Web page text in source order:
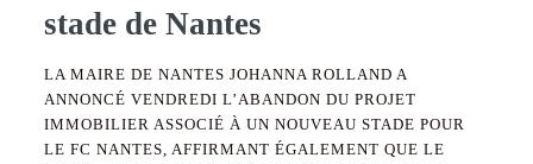
stade de Nantes
LA MAIRE DE NANTES JOHANNA ROLLAND A
ANNONCÉ VENDREDI L’ABANDON DU PROJET
IMMOBILIER ASSOCIÉ À UN NOUVEAU STADE POUR
LE FC NANTES, AFFIRMANT ÉGALEMENT QUE LE